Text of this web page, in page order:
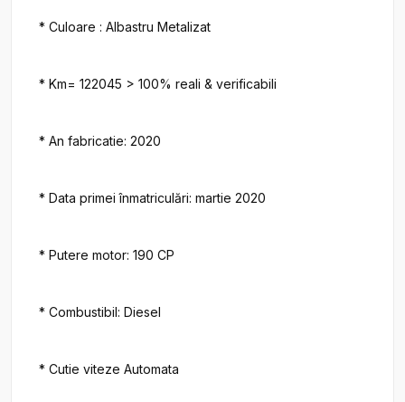
* Culoare : Albastru Metalizat
* Km= 122045 > 100% reali & verificabili
* An fabricatie: 2020
* Data primei înmatriculări: martie 2020
* Putere motor: 190 CP
* Combustibil: Diesel
* Cutie viteze Automata